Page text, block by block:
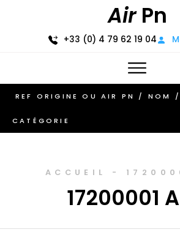
AirPn
+33 (0) 4 79 62 19 04
CATÉGORIE
ACCUEIL -
17200001